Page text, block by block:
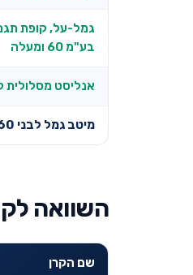
גמל-על, קופת
בע"מ 60 ומעלה
אנליסט מסלולית
מיטב גמל לבני 60 ומעלה
השוואה
שם הקרן